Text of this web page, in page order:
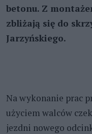
betonu. Z
zbliżają się do
Jarzyńskiego.
Na wykonanie prac
użyciem walców
jezdni nowego